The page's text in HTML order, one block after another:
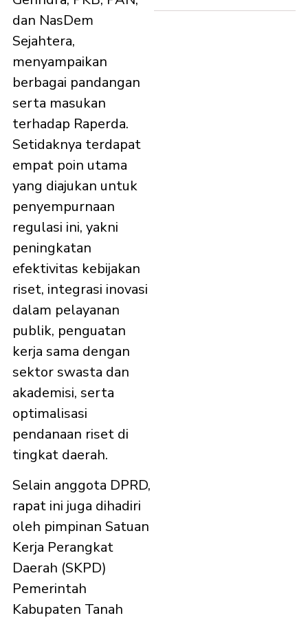
dan NasDem
Sejahtera,
menyampaikan
berbagai pandangan
serta masukan
terhadap Raperda.
Setidaknya terdapat
empat poin utama
yang diajukan untuk
penyempurnaan
regulasi ini, yakni
peningkatan
efektivitas kebijakan
riset, integrasi inovasi
dalam pelayanan
publik, penguatan
kerja sama dengan
sektor swasta dan
akademisi, serta
optimalisasi
pendanaan riset di
tingkat daerah.
Selain anggota DPRD,
rapat ini juga dihadiri
oleh pimpinan Satuan
Kerja Perangkat
Daerah (SKPD)
Pemerintah
Kabupaten Tanah